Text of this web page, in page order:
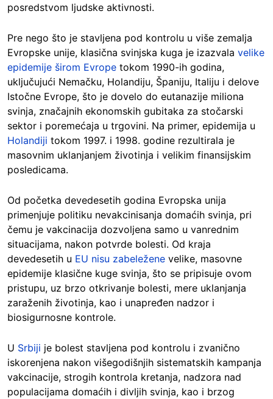
posredstvom ljudske aktivnosti.
Pre nego što je stavljena pod kontrolu u više zemalja
Evropske unije, klasična svinjska kuga je izazvala velike
epidemije širom Evrope tokom 1990-ih godina,
uključujući Nemačku, Holandiju, Španiju, Italiju i delove
Istočne Evrope, što je dovelo do eutanazije miliona
svinja, značajnih ekonomskih gubitaka za stočarski
sektor i poremećaja u trgovini. Na primer, epidemija u
Holandiji tokom 1997. i 1998. godine rezultirala je
masovnim uklanjanjem životinja i velikim finansijskim
posledicama.
Od početka devedesetih godina Evropska unija
primenjuje politiku nevakcinisanja domaćih svinja, pri
čemu je vakcinacija dozvoljena samo u vanrednim
situacijama, nakon potvrde bolesti. Od kraja
devedesetih u EU nisu zabeležene velike, masovne
epidemije klasične kuge svinja, što se pripisuje ovom
pristupu, uz brzo otkrivanje bolesti, mere uklanjanja
zaraženih životinja, kao i unapređen nadzor i
biosigurnosne kontrole.
U Srbiji je bolest stavljena pod kontrolu i zvanično
iskorenjena nakon višegodišnjih sistematskih kampanja
vakcinacije, strogih kontrola kretanja, nadzora nad
populacijama domaćih i divljih svinja, kao i brzog